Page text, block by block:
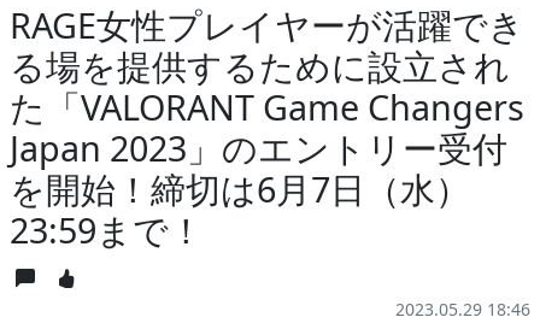
RAGE女性プレイヤーが活躍でき
る場を提供するために設立され
た「VALORANT Game Changers
Japan 2023」のエントリー受付
を開始！締切は6月7日（水）
23:59まで！
2023.05.29 18:46